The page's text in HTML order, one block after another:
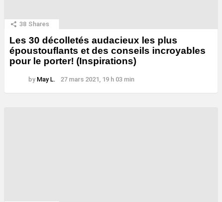
38 Shares
Les 30 décolletés audacieux les plus
époustouflants et des conseils incroyables
pour le porter! (Inspirations)
by May L. 27 mars 2021, 19 h 03 min